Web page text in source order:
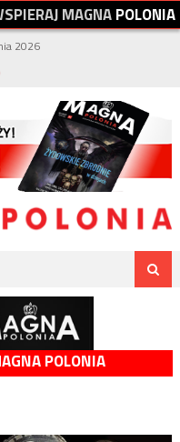
SPIERAJMAGNAPOLONIA
2026
POLONIA